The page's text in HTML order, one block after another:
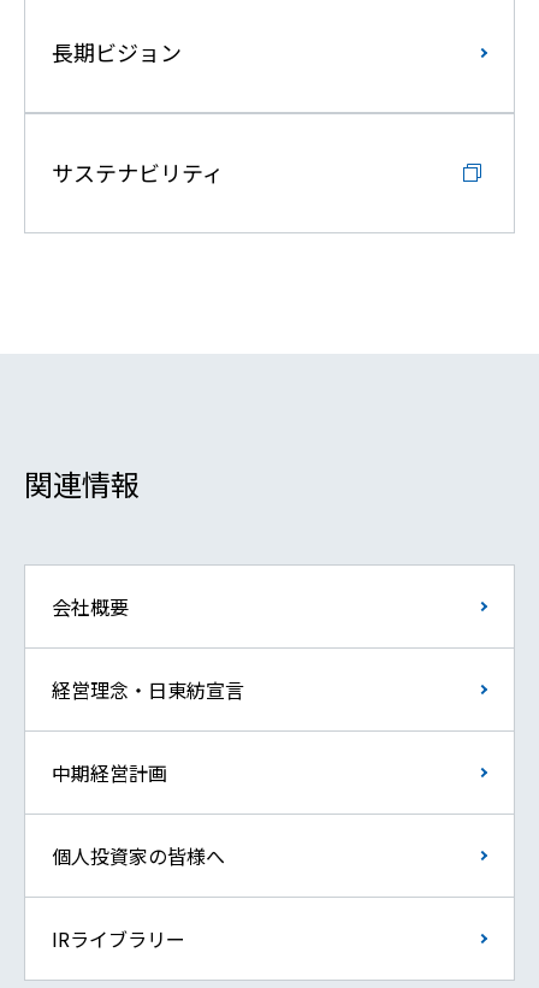
長期ビジョン
サステナビリティ
関連情報
会社概要
経営理念・日東紡宣言
中期経営計画
個人投資家の皆様へ
IRライブラリー